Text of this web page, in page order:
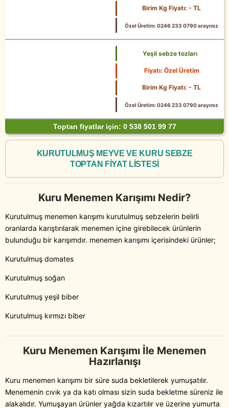
Birim Kg Fiyatı: - TL
Özel Üretim: 0246 233 0790 arayınız
Yeşil sebze tozları
Fiyatı: Özel Üretim
Birim Kg Fiyatı: - TL
Özel Üretim: 0246 233 0790 arayınız
Toptan fiyatlar için: 0 538 501 99 77
KURUTULMUŞ MEYVE VE KURU SEBZE
TOPTAN FİYAT LİSTESİ
Kuru Menemen Karışımı Nedir?
Kurutulmuş menemen karışımı kurutulmuş sebzelerin belirli
oranlarda karıştırılarak menemen içine girebilecek ürünlerin
bulunduğu bir karışımdır. menemen karışımı içerisindeki ürünler;
Kurutulmuş domates
Kurutulmuş soğan
Kurutulmuş yeşil biber
Kurutulmuş kırmızı biber
Kuru Menemen Karışımı İle Menemen
Hazırlanışı
Kuru menemen karışımı bir süre suda bekletilerek yumuşatılır.
Menemenin cıvık ya da katı olması sizin suda bekletme süreniz ile
alakalıdır. Yumuşayan ürünler yağda kızartılır ve üzerine yumurta